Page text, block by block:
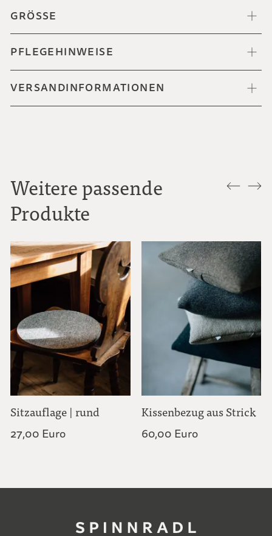
GRÖSSE
PFLEGEHINWEISE
VERSANDINFORMATIONEN
Weitere passende
Produkte
Sitzauflage | rund
27,00 Euro
Kissenbezug aus Strick
60,00 Euro